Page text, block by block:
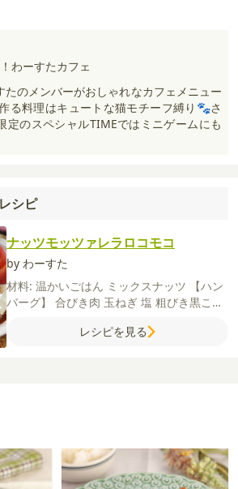
わーすたカフェ
たのメンバーがおしゃれなカフェメニュー
る料理はキュートな猫モチーフ縛り🐾さ
定のスペシャルTIMEではミニゲームにも
シピ
ナッツモッツァレラロコモコ
by わーすた
材料: 温かいごはん ミックスナッツ
【ハン
バーグ】 合びき肉 玉ねぎ 塩 粗びき黒こし
【モッツァレラソース】牛乳
レシピを見る